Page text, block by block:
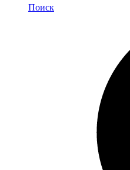
Поиск